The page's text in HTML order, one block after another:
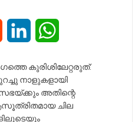
Reddit LinkedIn
കുരിശിലേറ്റരുത്:
നാളുകളായി
അതിന്റെ
ചില